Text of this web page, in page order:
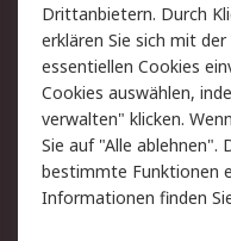
Rechtliches
AGB
Cookie-Richtlinie
Copyright/
Über RS
Drittanbietern. Durch
erklären Sie sich mit
essentiellen Cookies
Cookies auswählen,
verwalten" klicken.
Sie auf "Alle ablehnen".
bestimmte Funktionen
Informationen finden